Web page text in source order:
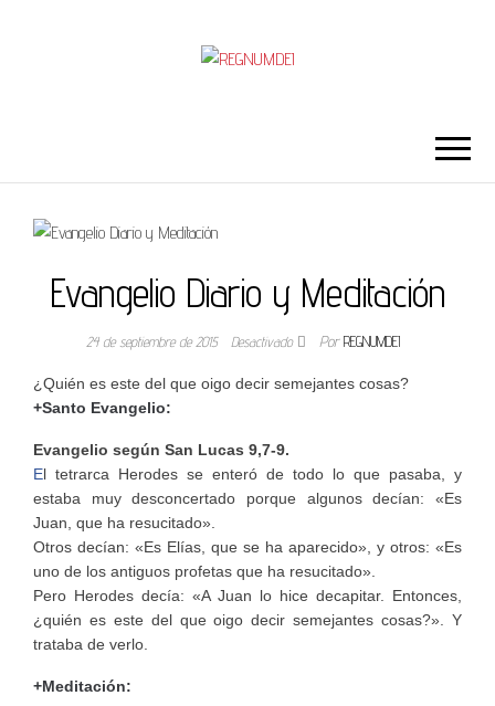
Evangelio Diario y Meditación
24 de septiembre de 2015 Desactivado Por REGNUMDEI
¿Quién es este del que oigo decir semejantes cosas?
+Santo Evangelio:
Evangelio según San Lucas 9,7-9.
El tetrarca Herodes se enteró de todo lo que pasaba, y
estaba muy desconcertado porque algunos decían: «Es
Juan, que ha resucitado».
Otros decían: «Es Elías, que se ha aparecido», y otros: «Es
uno de los antiguos profetas que ha resucitado».
Pero Herodes decía: «A Juan lo hice decapitar. Entonces,
¿quién es este del que oigo decir semejantes cosas?». Y
trataba de verlo.
+Meditación: